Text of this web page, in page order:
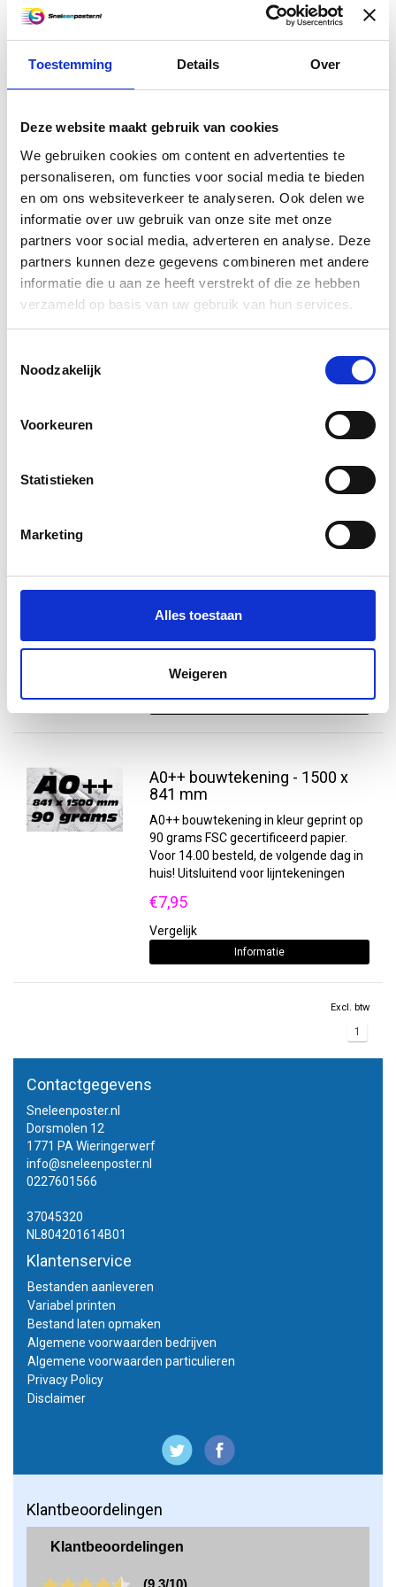
Toestemming Details Over
Deze website maakt gebruik van cookies
We gebruiken cookies om content en advertenties te
personaliseren, om functies voor social media te bieden
en om ons websiteverkeer te analyseren. Ook delen we
informatie over uw gebruik van onze site met onze
partners voor social media, adverteren en analyse. Deze
partners kunnen deze gegevens combineren met andere
informatie die u aan ze heeft verstrekt of die ze hebben
verzameld op basis van uw gebruik van hun services.
Noodzakelijk
Voorkeuren
Statistieken
Marketing
Alles toestaan
Weigeren
A1 + bouwtekening (118,9 x
59,4 cm)
A1 + bouwtekening in kleur geprint op
Voor 14.00 besteld, de volgende dag in
€4,50
Vergelijk
Informatie
cm)
120 grams FSC gecertificeerd papier.
Voor 14.00 besteld, de volgende dag in
90 grams FSC gecertificeerd papier.
huis! 130 x 91,4 cm
€5,95
Vergelijk
Informatie
A0++ bouwtekening - 1500 x
841 mm
A0++ bouwtekening in kleur geprint op
90 grams FSC gecertificeerd papier.
Voor 14.00 besteld, de volgende dag in
huis! Uitsluitend voor lijntekeningen
€7,95
Vergelijk
Informatie
Excl. btw
1
Contactgegevens
Sneleenposter.nl
Dorsmolen 12
1771 PA Wieringerwerf
info@sneleenposter.nl
0227601566
37045320
NL804201614B01
Klantenservice
Bestanden aanleveren
Variabel printen
Bestand laten opmaken
Algemene voorwaarden bedrijven
Algemene voorwaarden particulieren
Privacy Policy
Disclaimer
Klantbeoordelingen